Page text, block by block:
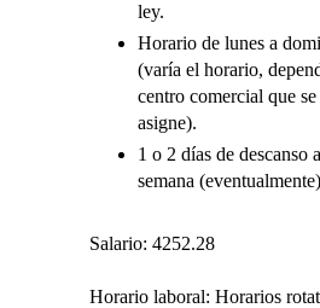
ley.
Horario de lunes a
(varía el horario,
centro comercial que
asigne).
1 o 2 días de descanso
semana
Salario: 4252.28
Horario laboral: Horarios